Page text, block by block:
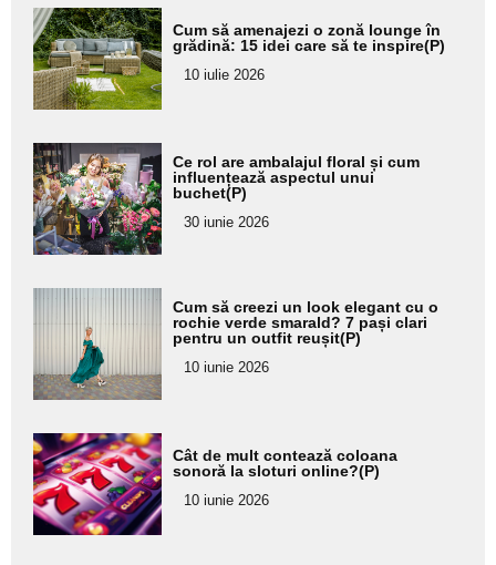
Adaugă
aici textul
pentru
subtitlu
Cum să amenajezi o zonă lounge în
grădină: 15 idei care să te inspire(P)
10 iulie 2026
Adaugă
aici textul
pentru
subtitlu
Ce rol are ambalajul floral și cum
influențează aspectul unui
buchet(P)
30 iunie 2026
Adaugă
aici textul
pentru
subtitlu
Cum să creezi un look elegant cu o
rochie verde smarald? 7 pași clari
pentru un outfit reușit(P)
10 iunie 2026
Adaugă
aici textul
pentru
subtitlu
Cât de mult contează coloana
sonoră la sloturi online?(P)
10 iunie 2026